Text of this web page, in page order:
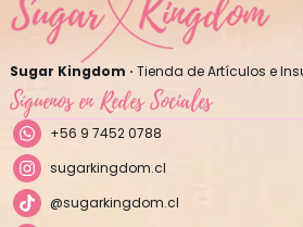
Sugar Kingdom · Tienda de Artículos e
Síguenos en Redes Sociales
+56 9 7452 0788
sugarkingdom.cl
@sugarkingdom.cl